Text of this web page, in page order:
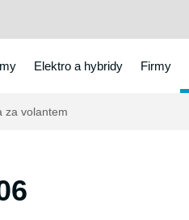
Elektro a hybridy Firmy
za volantem